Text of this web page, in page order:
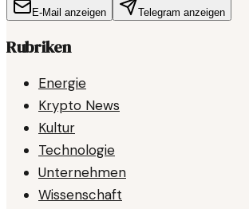
E-Mail anzeigen Telegram anzeigen
Rubriken
Energie
Krypto News
Kultur
Technologie
Unternehmen
Wissenschaft